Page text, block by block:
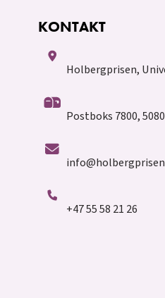
KONTAKT
Holbergprisen,
Postboks 7800,
+47 55 58 21 26